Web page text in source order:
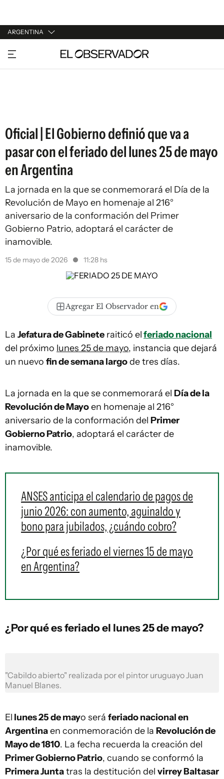
ARGENTINA
URUGUAY
ARGENTINA
Oficial | El Gobierno definió que va a
pasar con el feriado del lunes 25 de mayo
en Argentina
La jornada en la que se conmemorará el Día de la
Revolución de Mayo en homenaje al 216°
aniversario de la conformación del Primer
Gobierno Patrio, adoptará el carácter de
inamovible.
15 de mayo de 2026 11:28 hs
Agregar El Observador en
La Jefatura de Gabinete raiticó elferiado nacional
del próximo lunes 25 de mayo, instancia que dejará
un nuevo fin de semana largode tres días.
La jornada en la que se conmemorará el Día de la
Revolución de Mayoen homenaje al 216°
aniversario de la conformación del Primer
Gobierno Patrio, adoptará el carácter de
inamovible.
ANSES anticipa el calendario de pagos de
junio 2026: con aumento, aguinaldo y
bono para jubilados, ¿cuándo cobro?
¿Por qué es feriado el viernes 15 de mayo
en Argentina?
¿Por qué es feriado el lunes 25 de mayo?
"Cabildo abierto" realizada por el pintor uruguayo Juan
Manuel Blanes.
El lunes 25 de mayo será feriado nacional en
Argentinaen conmemoración de la Revolución de
Mayo de 1810. La fecha recuerda la creación del
Primer Gobierno Patrio, cuando se conformó la
Primera Juntatras la destitución del virrey Baltasar